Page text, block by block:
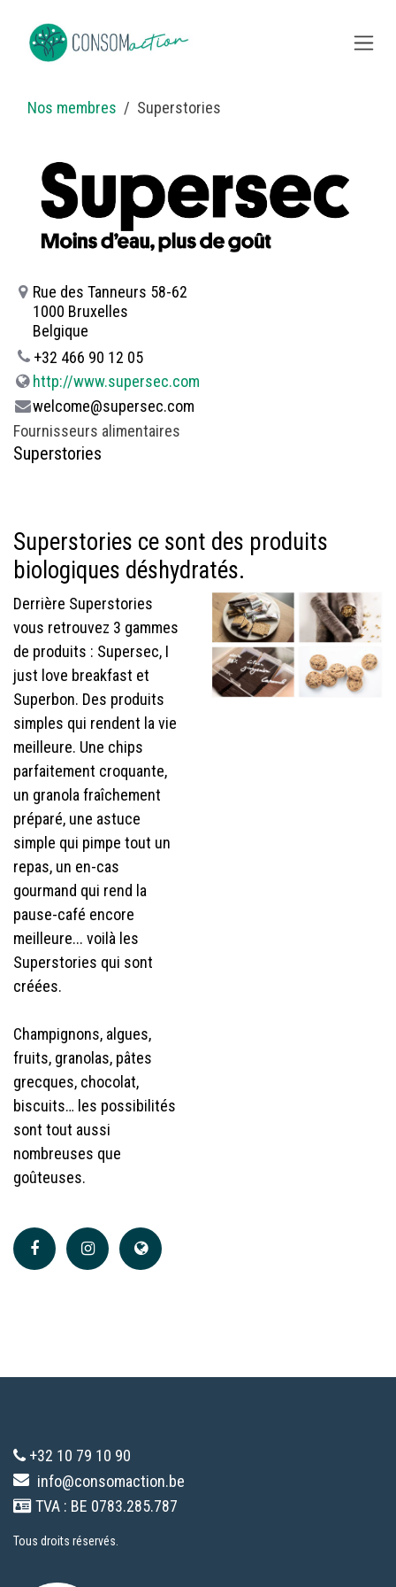
Nos membres Superstories
Rue des Tanneurs 58-62
1000 Bruxelles
Belgique
+32 466 90 12 05
http://www.supersec.com
welcome@supersec.com
Fournisseurs alimentaires
Superstories
Superstories ce sont des produits
biologiques déshydratés.
Derrière Superstories
vous retrouvez 3 gammes
de produits : Supersec, I
just love breakfast et
Superbon. Des produits
simples qui rendent la vie
meilleure. Une chips
parfaitement croquante,
un granola fraîchement
préparé, une astuce
simple qui pimpe tout un
repas, un en-cas
gourmand qui rend la
pause-café encore
meilleure... voilà les
Superstories qui sont
créées.
Champignons, algues,
fruits, granolas, pâtes
grecques, chocolat,
biscuits… les possibilités
sont tout aussi
nombreuses que
goûteuses.
+32 10 79 10 90
info@consomaction.be
TVA : BE 0783.285.787
Tous droits réservés.